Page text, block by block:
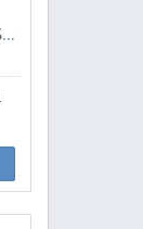
SUPERFIT KINDER HALBSCHUH SCHWARZ KOMBI (SCHWARZ) 7-00153-02